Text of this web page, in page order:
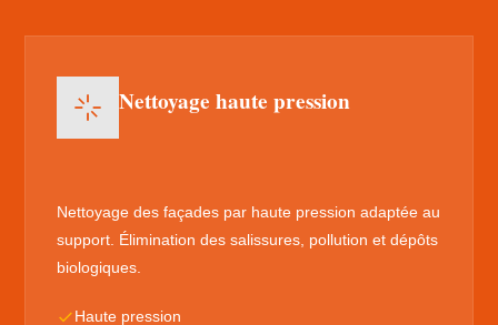
Nettoyage haute pression
Nettoyage des façades par haute pression adaptée au
support. Élimination des salissures, pollution et dépôts
biologiques.
Haute pression